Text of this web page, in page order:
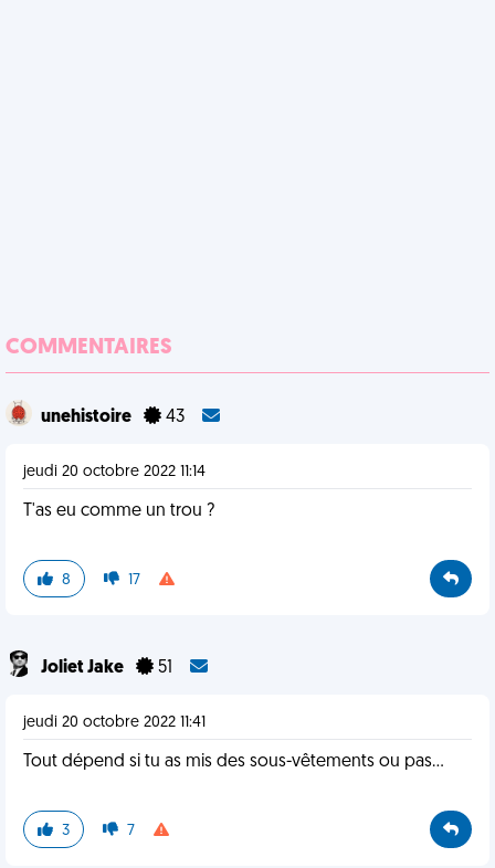
COMMENTAIRES
unehistoire 43
jeudi 20 octobre 2022 11:14
T'as eu comme un trou ?
8 17
Joliet Jake 51
jeudi 20 octobre 2022 11:41
Tout dépend si tu as mis des sous-vêtements ou pas...
3 7